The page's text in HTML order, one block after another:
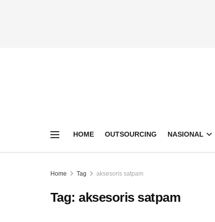
HOME OUTSOURCING NASIONAL
Home Tag aksesoris satpam
Tag:aksesoris satpam